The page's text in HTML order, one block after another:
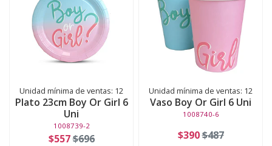
Unidad mínima de ventas: 12
Plato 23cm Boy Or Girl 6
Uni
1008739-2
$557$696
Unidad mínima de ventas: 12
Vaso Boy Or Girl 6 Uni
1008740-6
$390$487